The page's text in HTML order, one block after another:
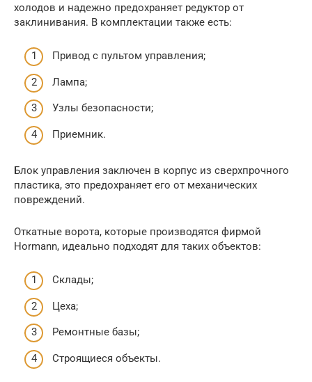
холодов и надежно предохраняет редуктор от
заклинивания. В комплектации также есть:
Привод с пультом управления;
Лампа;
Узлы безопасности;
Приемник.
Блок управления заключен в корпус из сверхпрочного
пластика, это предохраняет его от механических
повреждений.
Откатные ворота, которые производятся фирмой
Hormann, идеально подходят для таких объектов:
Склады;
Цеха;
Ремонтные базы;
Строящиеся объекты.